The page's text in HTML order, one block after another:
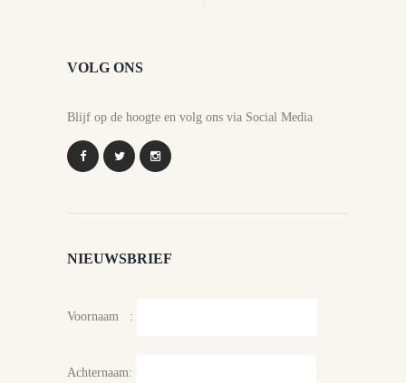
VOLG ONS
Blijf op de hoogte en volg ons via Social Media
NIEUWSBRIEF
Voornaam :
Achternaam: